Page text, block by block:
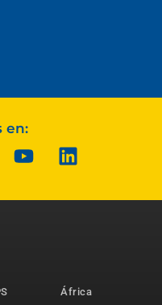
en:
África